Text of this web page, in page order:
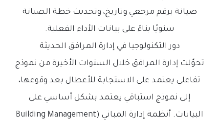
صيانة برقم مرجعي وتاريخ، وتحديث خطة الصيانة
سنويًا بناءً على بيانات الأداء الفعلية.
دور التكنولوجيا في إدارة المرافق الحديثة
تحوّلت إدارة المرافق خلال السنوات الأخيرة من نموذج
تفاعلي يعتمد على الاستجابة للأعطال بعد وقوعها،
إلى نموذج استباقي يعتمد بشكل أساسي على
البيانات. أنظمة إدارة المباني (Building Management